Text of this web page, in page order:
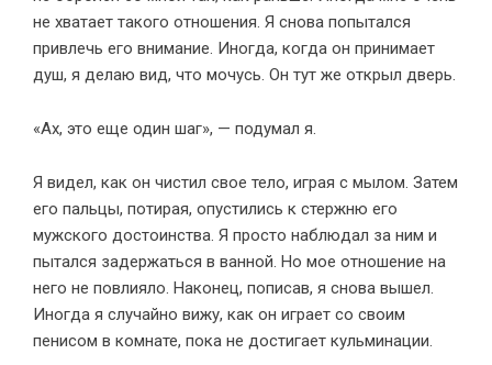
не хватает такого отношения. Я снова попытался
привлечь его внимание. Иногда, когда он принимает
душ, я делаю вид, что мочусь. Он тут же открыл дверь.
«Ах, это еще один шаг», — подумал я.
Я видел, как он чистил свое тело, играя с мылом. Затем
его пальцы, потирая, опустились к стержню его
мужского достоинства. Я просто наблюдал за ним и
пытался задержаться в ванной. Но мое отношение на
него не повлияло. Наконец, пописав, я снова вышел.
Иногда я случайно вижу, как он играет со своим
пенисом в комнате, пока не достигает кульминации.